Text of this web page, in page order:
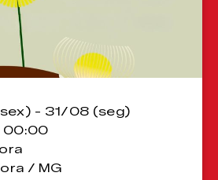
- 31/08 (seg)
00:00
/ MG